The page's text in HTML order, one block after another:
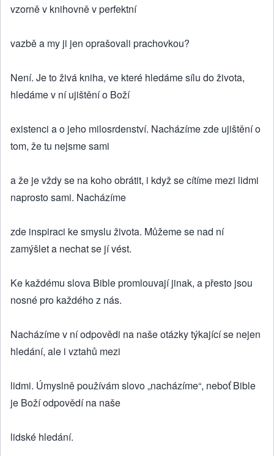
vzorně v knihovně v perfektní
vazbě a my ji jen oprašovali prachovkou?
Není. Je to živá kniha, ve které hledáme sílu do života,
hledáme v ní ujištění o Boží
existenci a o jeho milosrdenství. Nacházíme zde ujištění o
tom, že tu nejsme sami
a že je vždy se na koho obrátit, i když se cítíme mezi lidmi
naprosto sami. Nacházíme
zde inspiraci ke smyslu života. Můžeme se nad ní
zamýšlet a nechat se jí vést.
Ke každému slova Bible promlouvají jinak, a přesto jsou
nosné pro každého z nás.
Nacházíme v ní odpovědi na naše otázky týkající se nejen
hledání, ale i vztahů mezi
lidmi. Úmyslně používám slovo „nacházíme“, neboť Bible
je Boží odpovědí na naše
lidské hledání.